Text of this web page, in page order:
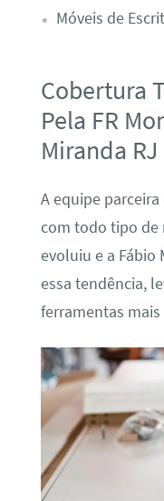
Móveis de
Cobertura
Pela FR
Miranda RJ
A equipe
com todo tipo de
evoluiu e a Fábio
essa tendência,
ferramentas